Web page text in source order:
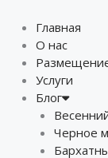
Главная
О нас
Услуги
Блог
Черное